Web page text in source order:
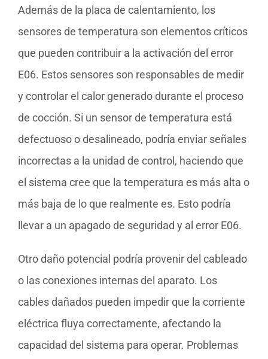
Además de la placa de calentamiento, los
sensores de temperatura son elementos críticos
que pueden contribuir a la activación del error
E06. Estos sensores son responsables de medir
y controlar el calor generado durante el proceso
de cocción. Si un sensor de temperatura está
defectuoso o desalineado, podría enviar señales
incorrectas a la unidad de control, haciendo que
el sistema cree que la temperatura es más alta o
más baja de lo que realmente es. Esto podría
llevar a un apagado de seguridad y al error E06.
Otro daño potencial podría provenir del cableado
o las conexiones internas del aparato. Los
cables dañados pueden impedir que la corriente
eléctrica fluya correctamente, afectando la
capacidad del sistema para operar. Problemas